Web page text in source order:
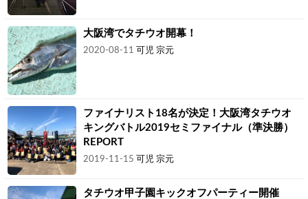
大阪湾でタチウオ開幕！
2020-08-11 可児 宗元
ファイナリスト18名が決定！大阪湾タチウオ
キングバトル2019セミファイナル（準決勝）
REPORT
2019-11-15 可児 宗元
タチウオ甲子園キックオフパーティー開催